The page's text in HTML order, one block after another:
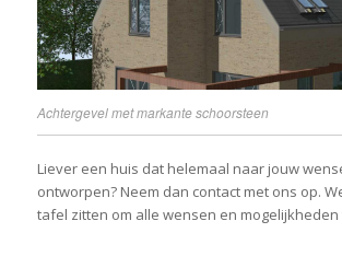
Achtergevel met markante schoorsteen
Liever een huis dat helemaal naar jouw
ontworpen? Neem dan contact met ons op.
tafel zitten om alle wensen en